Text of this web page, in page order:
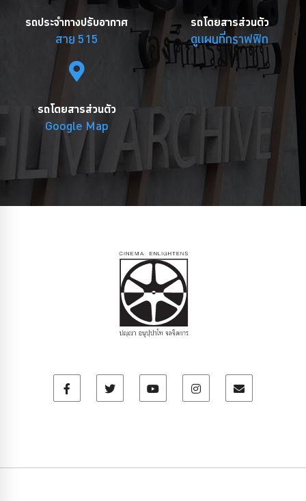
รถประจำทางปรับอากาศ
สาย 515
รถโดยสารส่วนตัว
ดูแผนที่กราฟฟิก
รถโดยสารส่วนตัว
Google Map